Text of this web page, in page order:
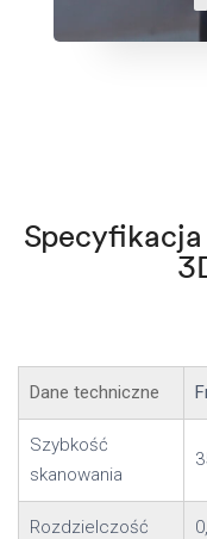
Dane techniczne
Szybkość
skanowania
Rozdzielczość